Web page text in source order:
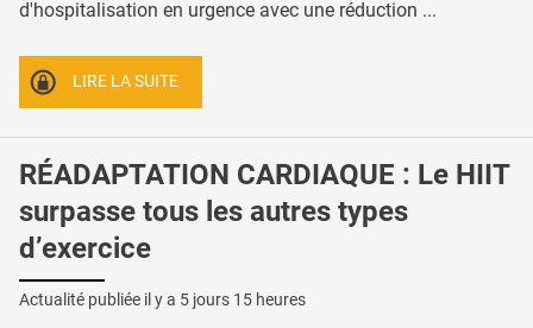
d'hospitalisation en urgence avec une réduction ...
LIRE LA SUITE
RÉADAPTATION CARDIAQUE : Le HIIT
surpasse tous les autres types
d’exercice
Actualité publiée il y a 5 jours 15 heures